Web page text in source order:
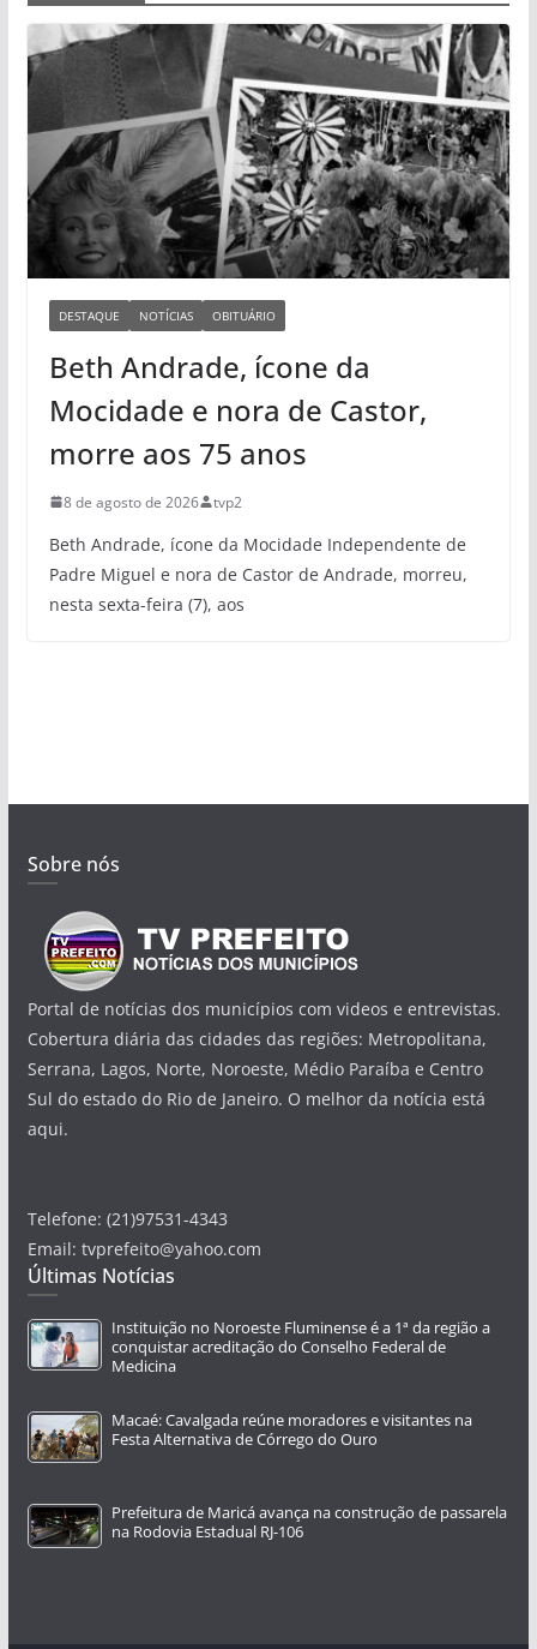
DESTAQUE NOTÍCIAS OBITUÁRIO
Beth Andrade, ícone da
Mocidade e nora de Castor,
morre aos 75 anos
8 de agosto de 2026 tvp2
Beth Andrade, ícone da Mocidade Independente de
Padre Miguel e nora de Castor de Andrade, morreu,
nesta sexta-feira (7), aos
Sobre nós
Portal de notícias dos municípios com videos e entrevistas.
Cobertura diária das cidades das regiões: Metropolitana,
Serrana, Lagos, Norte, Noroeste, Médio Paraíba e Centro
Sul do estado do Rio de Janeiro. O melhor da notícia está
aqui.
Telefone: (21)97531-4343
Email: tvprefeito@yahoo.com
Últimas Notícias
Instituição no Noroeste Fluminense é a 1ª da região a
conquistar acreditação do Conselho Federal de
Medicina
Macaé: Cavalgada reúne moradores e visitantes na
Festa Alternativa de Córrego do Ouro
Prefeitura de Maricá avança na construção de passarela
na Rodovia Estadual RJ-106